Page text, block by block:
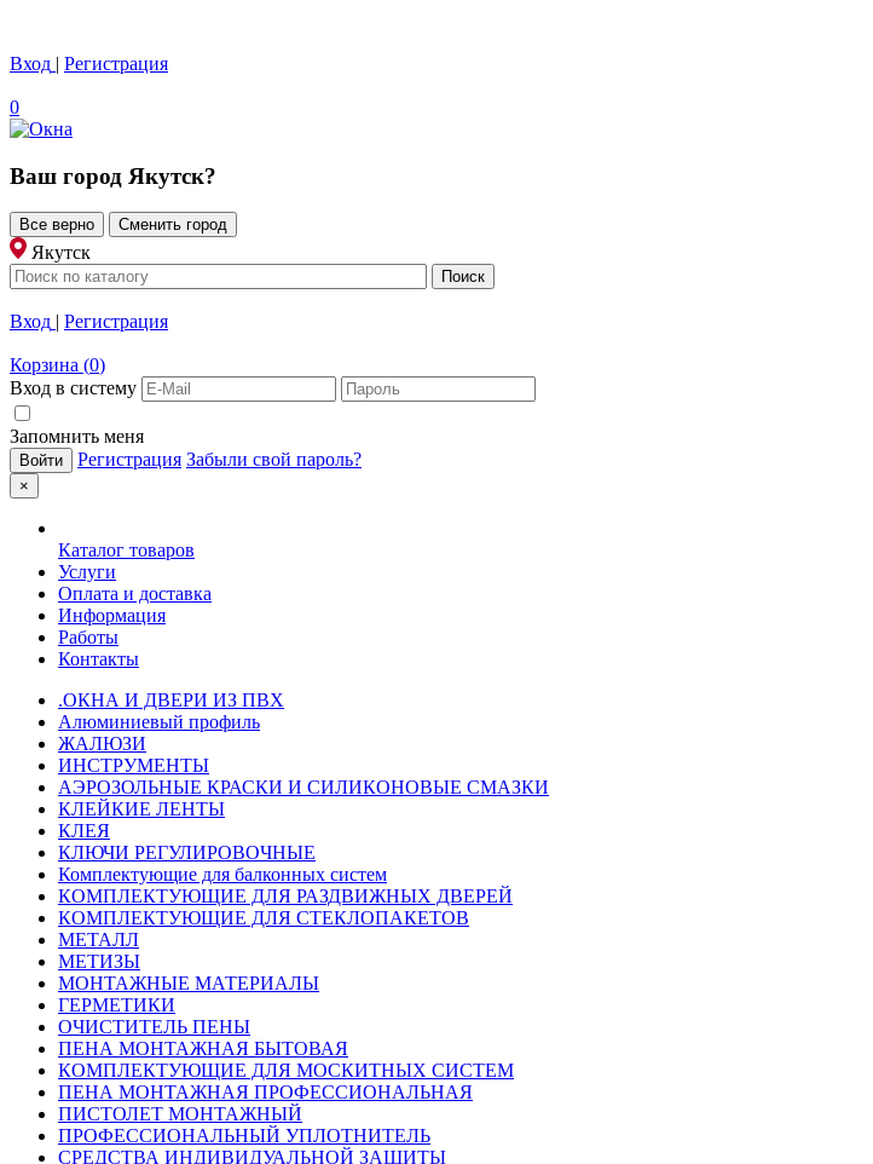
Вход | Регистрация
0
Ваш город Якутск?
Все верно Сменить город
Якутск
Вход | Регистрация
Корзина (0)
Вход в систему
Запомнить меня
Регистрация Забыли свой пароль?
×
Каталог товаров
Услуги
Оплата и доставка
Информация
Работы
Контакты
.ОКНА И ДВЕРИ ИЗ ПВХ
Алюминиевый профиль
ЖАЛЮЗИ
ИНСТРУМЕНТЫ
АЭРОЗОЛЬНЫЕ КРАСКИ И СИЛИКОНОВЫЕ СМАЗКИ
КЛЕЙКИЕ ЛЕНТЫ
КЛЕЯ
КЛЮЧИ РЕГУЛИРОВОЧНЫЕ
Комплектующие для балконных систем
КОМПЛЕКТУЮЩИЕ ДЛЯ РАЗДВИЖНЫХ ДВЕРЕЙ
КОМПЛЕКТУЮЩИЕ ДЛЯ СТЕКЛОПАКЕТОВ
МЕТАЛЛ
МЕТИЗЫ
МОНТАЖНЫЕ МАТЕРИАЛЫ
ГEPМЕТИКИ
ОЧИСТИТЕЛЬ ПЕНЫ
ПЕНА МОНТАЖНАЯ БЫТОВАЯ
КОМПЛЕКТУЮЩИЕ ДЛЯ МОСКИТНЫХ СИСТЕМ
ПЕНА МОНТАЖНАЯ ПРОФЕССИОНАЛЬНАЯ
ПИСТОЛЕТ МОНТАЖНЫЙ
ПРОФЕССИОНАЛЬНЫЙ УПЛОТНИТЕЛЬ
СРЕДСТВА ИНДИВИДУАЛЬНОЙ ЗАЩИТЫ